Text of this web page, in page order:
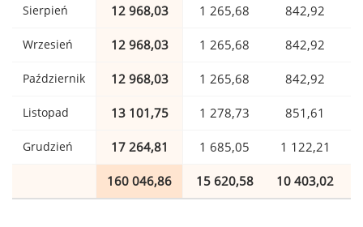
Sierpień 12 968,03 1 265,68 842,92
Wrzesień 12 968,03 1 265,68 842,92
Październik 12 968,03 1 265,68 842,92
Listopad 13 101,75 1 278,73 851,61
Grudzień 17 264,81 1 685,05 1 122,21
160 046,86 15 620,58 10 403,02